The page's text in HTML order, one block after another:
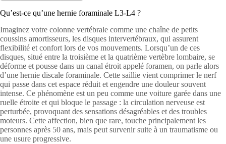
Qu’est-ce qu’une hernie foraminale L3-L4 ?
Imaginez votre colonne vertébrale comme une chaîne de petits
coussins amortisseurs, les disques intervertébraux, qui assurent
flexibilité et confort lors de vos mouvements. Lorsqu’un de ces
disques, situé entre la troisième et la quatrième vertèbre lombaire, se
déforme et pousse dans un canal étroit appelé foramen, on parle alors
d’une hernie discale foraminale. Cette saillie vient comprimer le nerf
qui passe dans cet espace réduit et engendre une douleur souvent
intense. Ce phénomène est un peu comme une voiture garée dans une
ruelle étroite et qui bloque le passage : la circulation nerveuse est
perturbée, provoquant des sensations désagréables et des troubles
moteurs. Cette affection, bien que rare, touche principalement les
personnes après 50 ans, mais peut survenir suite à un traumatisme ou
une usure progressive.